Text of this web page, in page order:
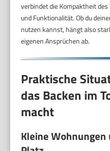
verbindet die Kompaktheit
und Funktionalität. Ob du
nutzen kannst, hängt also
eigenen Ansprüchen ab.
Praktische
das Backen im
macht
Kleine